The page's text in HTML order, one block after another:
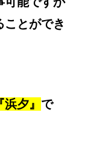
ことができ
夕』 で